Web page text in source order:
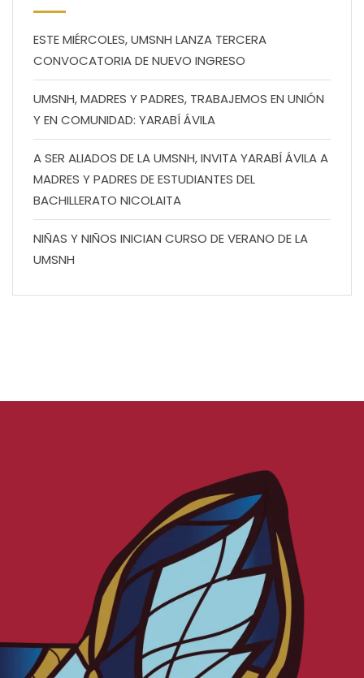
ESTE MIÉRCOLES, UMSNH LANZA TERCERA
CONVOCATORIA DE NUEVO INGRESO
UMSNH, MADRES Y PADRES, TRABAJEMOS EN UNIÓN
Y EN COMUNIDAD: YARABÍ ÁVILA
A SER ALIADOS DE LA UMSNH, INVITA YARABÍ ÁVILA A
MADRES Y PADRES DE ESTUDIANTES DEL
BACHILLERATO NICOLAITA
NIÑAS Y NIÑOS INICIAN CURSO DE VERANO DE LA
UMSNH